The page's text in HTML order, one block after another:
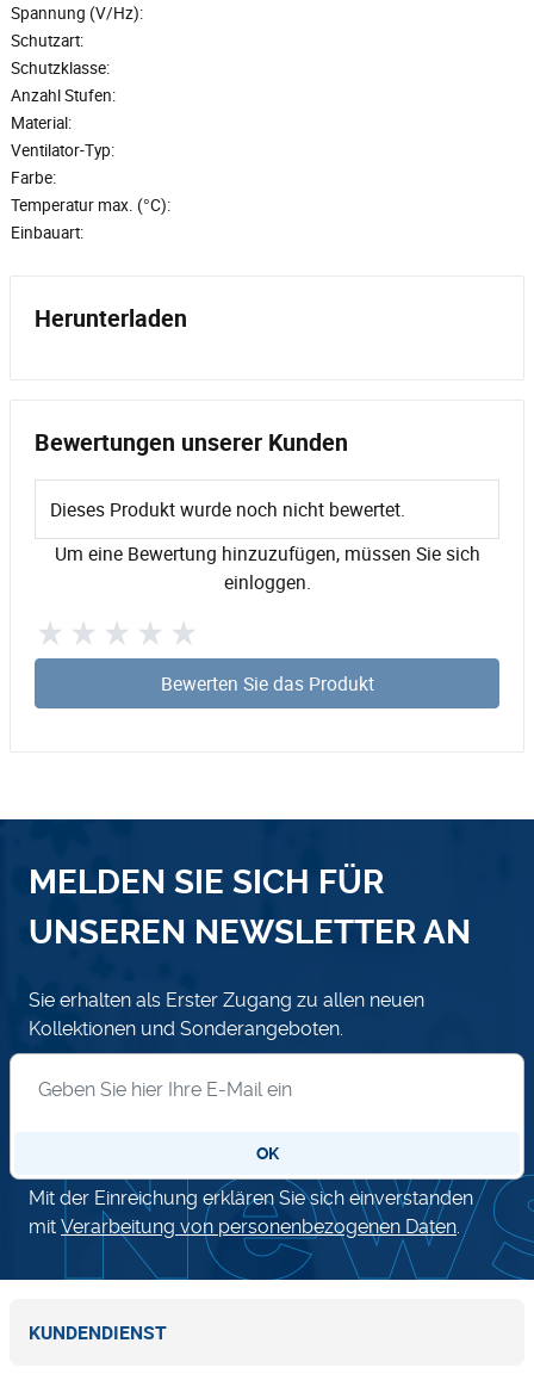
Spannung (V/Hz):
Schutzart:
Schutzklasse:
Anzahl Stufen:
Material:
Ventilator-Typ:
Farbe:
Temperatur max. (°C):
Einbauart:
Herunterladen
Bewertungen unserer Kunden
Dieses Produkt wurde noch nicht bewertet.
Um eine Bewertung hinzuzufügen, müssen Sie sich
einloggen.
Bewerten Sie das Produkt
MELDEN SIE SICH FÜR
UNSEREN NEWSLETTER AN
Sie erhalten als Erster Zugang zu allen neuen
Kollektionen und Sonderangeboten.
OK
Mit der Einreichung erklären Sie sich einverstanden
mit Verarbeitung von personenbezogenen Daten
KUNDENDIENST